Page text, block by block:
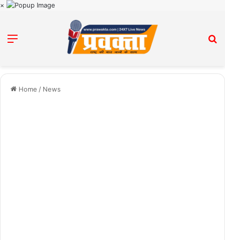
×
Menu
Home / News